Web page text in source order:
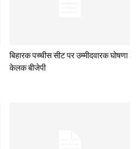
बिहारक पच्चीस सीट पर उम्मीदवारक घोषणा
केलक बीजेपी